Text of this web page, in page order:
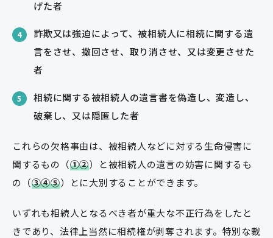
げた者
4
詐欺又は強迫によって、被相続人に相続に関する遺
言をさせ、撤回させ、取り消させ、又は変更させた
者
5
相続に関する被相続人の遺言書を偽造し、変造し、
破棄し、又は隠匿した者
これらの欠格事由は、被相続人などに対する生命侵害に
関するもの（①②）と被相続人の遺言の妨害に関するも
の（③④⑤）とに大別することができます。
いずれも相続人となるべき者が重大な不正行為をしたと
きであり、法律上当然に相続権が剥奪されます。特別な裁